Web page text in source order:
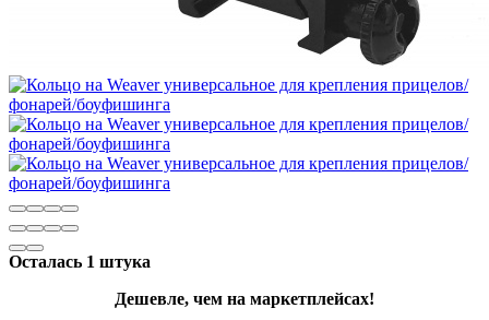
Осталась 1 штука
Дешевле, чем на маркетплейсах!